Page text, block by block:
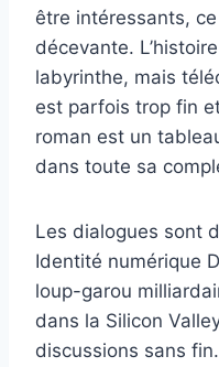
être intéressants,
décevante.
labyrinthe, mais
est parfois trop fin
roman est un
dans toute sa
Les dialogues sont
Identité numérique
loup-garou
dans la Silicon
discussions sans